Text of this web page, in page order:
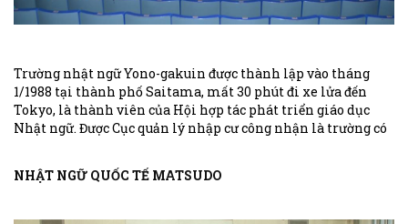
Trường nhật ngữ Yono-gakuin được thành lập vào tháng
1/1988 tại thành phố Saitama, mất 30 phút đi xe lửa đến
Tokyo, là thành viên của Hội hợp tác phát triển giáo dục
Nhật ngữ. Được Cục quản lý nhập cư công nhận là trường có
NHẬT NGỮ QUỐC TẾ MATSUDO